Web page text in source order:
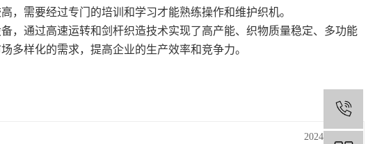
，需要经过专门的培训和学习才能熟练操作和维护织机。
，通过高速运转和剑杆织造技术实现了高产能、织物质量稳定、多功能
多样化的需求，提高企业的生产效率和竞争力。
2024-07-30